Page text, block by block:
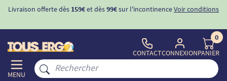
Livraison offerte dès 159€et dès99€sur l'incontinenceVoir conditions
MENU
CONTACTCONNEXION
0
PANIER